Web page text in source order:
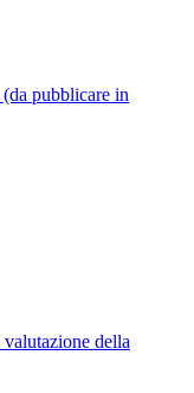
pubblicare in
della